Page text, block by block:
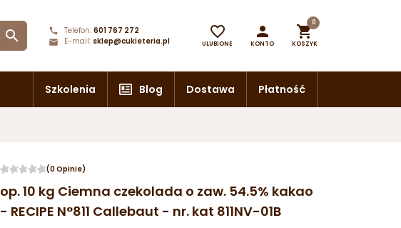
 Telefon: 601 767 272
E-mail: sklep@cukieteria.pl

ULUBIONE

KONTO

0
KOSZYK
Szkolenia Blog Dostawa Płatność
(0 Opinie)
op. 10 kg Ciemna czekolada o zaw. 54.5% kakao
- RECIPE N°811 Callebaut - nr. kat 811NV-01B